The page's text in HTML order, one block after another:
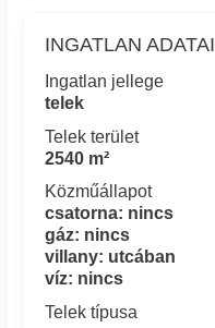
INGATLAN ADATAI
Ingatlan jellege
telek
Telek terület
2540 m²
Közműállapot
csatorna: nincs
gáz: nincs
villany: utcában
víz: nincs
Telek típusa